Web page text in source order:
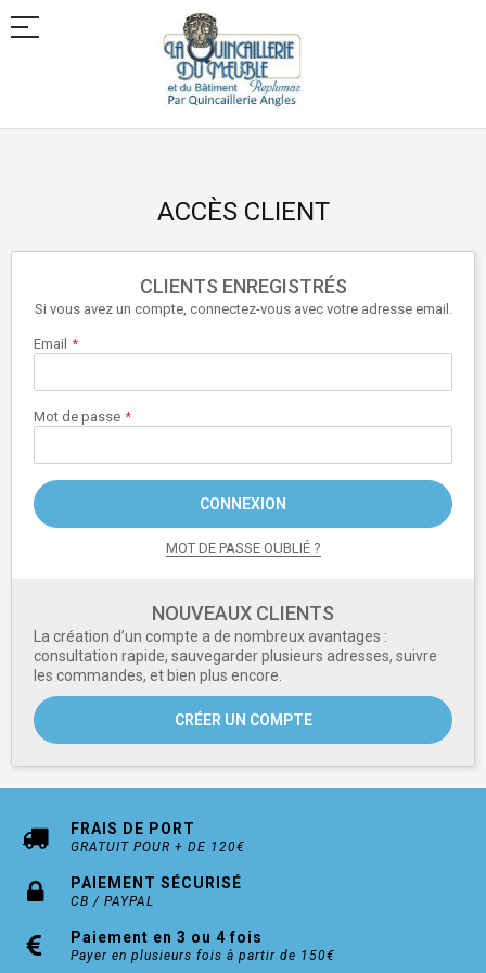
Allez
ACCÈS CLIENT
CLIENTS ENREGISTRÉS
Si vous avez un compte, connectez-vous avec votre adresse email.
Email
Mot de passe
CONNEXION
MOT DE PASSE OUBLIÉ ?
NOUVEAUX CLIENTS
La création d’un compte a de nombreux avantages :
consultation rapide, sauvegarder plusieurs adresses, suivre
les commandes, et bien plus encore.
CRÉER UN COMPTE
FRAIS DE PORT
GRATUIT POUR + DE 120€
PAIEMENT SÉCURISÉ
CB / PAYPAL
Paiement en 3 ou 4 fois
Payer en plusieurs fois à partir de 150€